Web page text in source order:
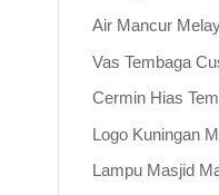
Air Mancur
Vas Tembaga
Cermin Hias
Logo Kuningan
Lampu Masjid